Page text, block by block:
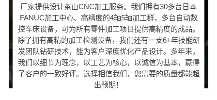
厂家提供设计茶山CNC加工服务。我们拥有30多台日本
FANUC加工中心、高精度的4轴5轴加工群，多台自动数
控车床设备，可为所有零件加工项目提供高精度的成品。
除了拥有高精的加工检测设备，我们还有一支6+年技能研
发团队钻研技术，能为客户深度优化产品设计。多年来，
我们以细节为理念，以工艺为核心，以诚信为基本，赢得
了客户的一致好评。选择相信我们，您需要的质量都能超
出预期！